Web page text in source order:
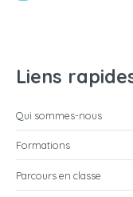
Liens
Qui sommes-nous
Formations
Parcours en classe